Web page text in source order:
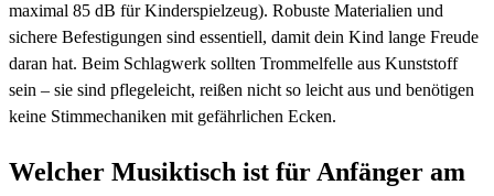
maximal 85 dB für Kinderspielzeug). Robuste Materialien und
sichere Befestigungen sind essentiell, damit dein Kind lange Freude
daran hat. Beim Schlagwerk sollten Trommelfelle aus Kunststoff
sein – sie sind pflegeleicht, reißen nicht so leicht aus und benötigen
keine Stimmechaniken mit gefährlichen Ecken.
Welcher Musiktisch ist für Anfänger am